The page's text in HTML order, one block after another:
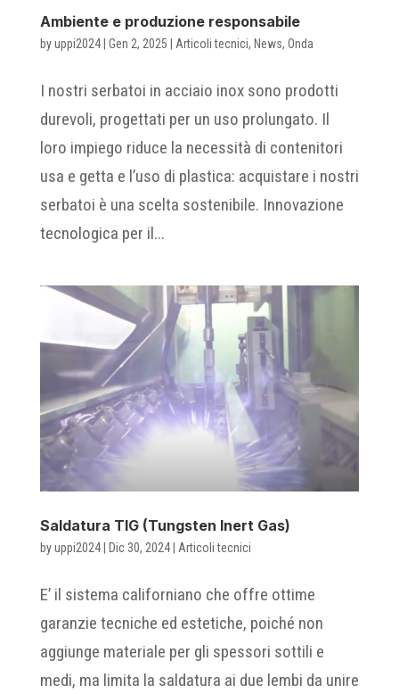
Ambiente e produzione responsabile
byuppi2024| Gen 2, 2025 Articoli tecnici, News, Onda
I nostri serbatoi in acciaio inox sono prodotti
durevoli, progettati per un uso prolungato. Il
loro impiego riduce la necessità di contenitori
usa e getta e l’uso di plastica: acquistare i nostri
serbatoi è una scelta sostenibile. Innovazione
tecnologica per il...
Saldatura TIG (Tungsten Inert Gas)
byuppi2024| Dic 30, 2024| Articoli tecnici
E’ il sistema californiano che offre ottime
garanzie tecniche ed estetiche, poiché non
aggiunge materiale per gli spessori sottili e
medi, ma limita la saldatura ai due lembi da unire